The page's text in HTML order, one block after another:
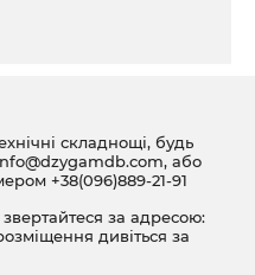
складнощі, будь
, або
+38(096)889-21-91
за адресою:
дивіться за